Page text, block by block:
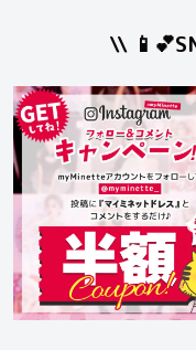
\\